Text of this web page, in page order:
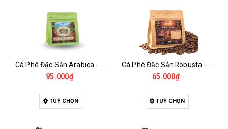
95.000₫
TUỲ CHỌN
65.000₫
TUỲ CHỌN